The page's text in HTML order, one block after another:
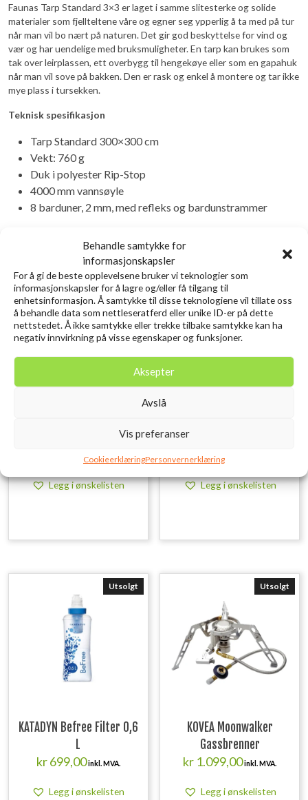
Behandle samtykke for
informasjonskapsler
For å gi de beste opplevelsene bruker vi teknologier som
informasjonskapsler for å lagre og/eller få tilgang til
enhetsinformasjon. Å samtykke til disse teknologiene vil tillate oss
å behandle data som nettleseratferd eller unike ID-er på dette
nettstedet. Å ikke samtykke eller trekke tilbake samtykke kan ha
negativ innvirkning på visse egenskaper og funksjoner.
Aksepter
Avslå
Vis preferanser
CookieerklæringPersonvernerklæring
Faunas Tarp Standard 3×3 er laget i samme slitesterke og solide
materialer som fjellteltene våre og egner seg ypperlig å ta med på tur
når man vil bo nært på naturen. Det gir god beskyttelse for vind og
vær og har uendelige med bruksmuligheter. En tarp kan brukes som
tak over leirplassen, ett overbygg til hengekøye eller som en gapahuk
når man vil sove på bakken. Den er rask og enkel å montere og tar ikke
mye plass i tursekken.
Teknisk spesifikasjon
Tarp Standard 300×300 cm
Vekt: 760 g
Duk i polyester Rip-Stop
4000 mm vannsøyle
8 barduner, 2 mm, med refleks og bardunstrammer
Relaterte produkter
GSI Rakau Spatula
inkl. MVA.
Legg i ønskelisten
GSI Gourmet 10″ Frypan
kr749,00
Legg i ønskelisten
Utsolgt
KATADYN Befree Filter 0,6
L
kr699,00inkl. MVA.
Legg i ønskelisten
Utsolgt
KOVEA Moonwalker
Gassbrenner
kr 1.099,00inkl. MVA.
Legg i ønskelisten